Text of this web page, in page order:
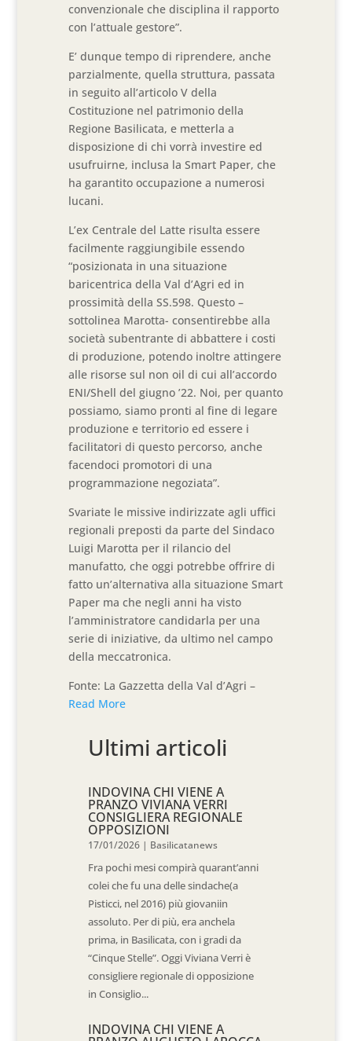
convenzionale che disciplina il rapporto
con l’attuale gestore”.
E’ dunque tempo di riprendere, anche
parzialmente, quella struttura, passata
in seguito all’articolo V della
Costituzione nel patrimonio della
Regione Basilicata, e metterla a
disposizione di chi vorrà investire ed
usufruirne, inclusa la Smart Paper, che
ha garantito occupazione a numerosi
lucani.
L’ex Centrale del Latte risulta essere
facilmente raggiungibile essendo
“posizionata in una situazione
baricentrica della Val d’Agri ed in
prossimità della SS.598. Questo –
sottolinea Marotta- consentirebbe alla
società subentrante di abbattere i costi
di produzione, potendo inoltre attingere
alle risorse sul non oil di cui all’accordo
ENI/Shell del giugno ’22. Noi, per quanto
possiamo, siamo pronti al fine di legare
produzione e territorio ed essere i
facilitatori di questo percorso, anche
facendoci promotori di una
programmazione negoziata”.
Svariate le missive indirizzate agli uffici
regionali preposti da parte del Sindaco
Luigi Marotta per il rilancio del
manufatto, che oggi potrebbe offrire di
fatto un’alternativa alla situazione Smart
Paper ma che negli anni ha visto
l’amministratore candidarla per una
serie di iniziative, da ultimo nel campo
della meccatronica.
Fonte: La Gazzetta della Val d’Agri –
Read More
Ultimi articoli
INDOVINA CHI VIENE A
PRANZO VIVIANA VERRI
CONSIGLIERA REGIONALE
OPPOSIZIONI
17/01/2026 | Basilicatanews
Fra pochi mesi compirà quarant’anni
colei che fu una delle sindache(a
Pisticci, nel 2016) più giovaniin
assoluto. Per di più, era anchela
prima, in Basilicata, con i gradi da
“Cinque Stelle”. Oggi Viviana Verri è
consigliere regionale di opposizione
in Consiglio...
INDOVINA CHI VIENE A